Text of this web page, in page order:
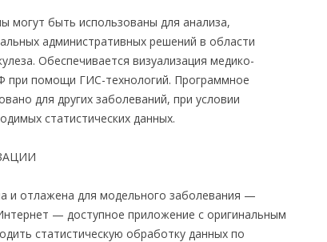
могут быть использованы для анализа,
административных решений в области
Обеспечивается визуализация медико-
при помощи ГИС-технологий. Программное
для других заболеваний, при условии
статистических данных.
и отлажена для модельного заболевания —
— доступное приложение с оригинальным
статистическую обработку данных по